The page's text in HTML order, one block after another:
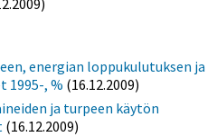
energian loppukulutuksen ja
1995-, % (16.12.2009)
ja turpeen käytön
(16.12.2009)